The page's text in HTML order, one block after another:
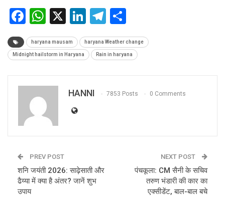
Facebook
WhatsApp
X LinkedIn
Telegram
haryana mausam haryana Weather change
Midnight hailstorm in Haryana Rain in haryana
HANNI 7853 Posts 0 Comments
PREV POST
शनि जयंती 2026: साढ़ेसाती और
ढैय्या में क्या है अंतर? जानें शुभ
उपाय
NEXT POST
पंचकूला: CM सैनी के सचिव
तरुण भंडारी की कार का
एक्सीडेंट, बाल-बाल बचे